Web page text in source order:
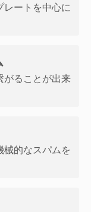
レートを中心に
がることが出来
的なスパムを